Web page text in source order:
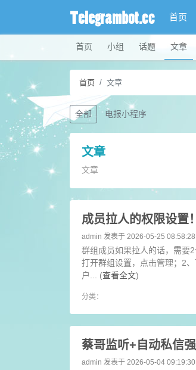
首页
首页 小组 话题 文章
首页 文章
全部 电报小程序
文章
文章
成员拉人的权限设置！
admin 发表于 2026-05-25 08:58:28
群组成员如果拉人的话，需要
打开群组设置，点击管理；2
户... (查看全文)
分类：
蔡哥监听+自动私信
admin 发表于 2026-05-04 09:19:30